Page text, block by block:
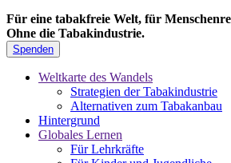
Für eine tabakfreie Welt, für
Ohne die Tabakindustrie.
Spenden
Weltkarte des Wandels
Strategien der Tabakindustrie
Alternativen zum Tabakanbau
Hintergrund
Globales Lernen
Für Lehrkräfte